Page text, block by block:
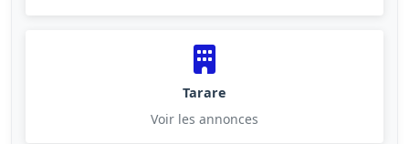
Tarare
Voir les annonces